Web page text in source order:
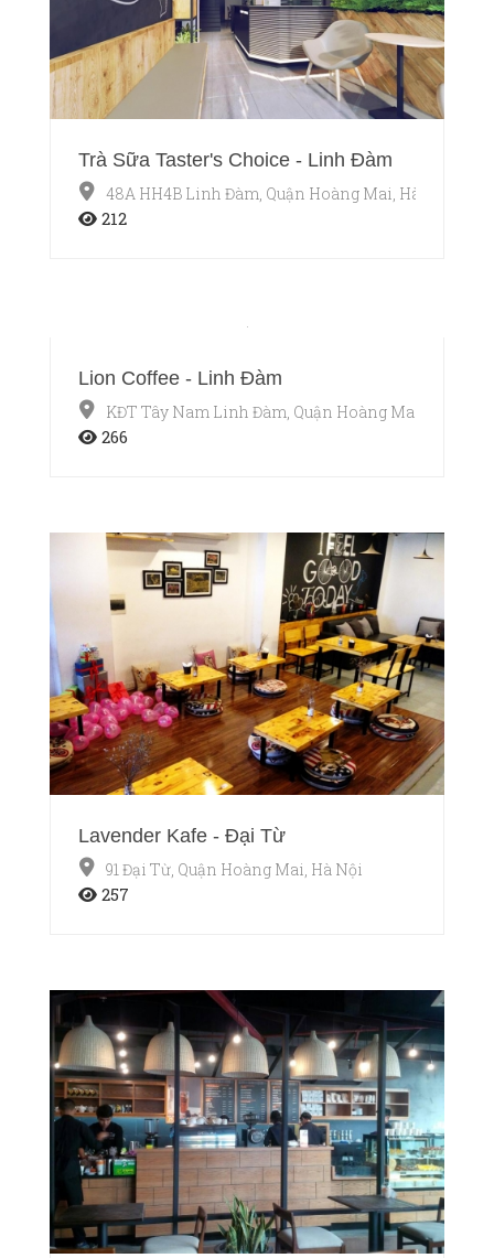
Trà Sữa Taster's Choice - Linh Đàm
48A HH4B Linh Đàm, Quận Hoàng Mai, Hà Nội
212
Lion Coffee - Linh Đàm
KĐT Tây Nam Linh Đàm, Quận Hoàng Mai, Hà Nội
266
Lavender Kafe - Đại Từ
91 Đại Từ, Quận Hoàng Mai, Hà Nội
257